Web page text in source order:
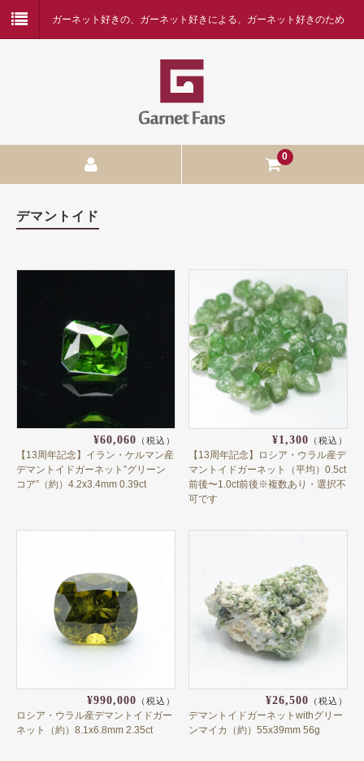
ガーネット好きの、ガーネット好きによる、ガーネット好きのため
の専門店
0
ガーネットの種類
アンドラダイト
マラヤガーネット
カラーチェンジ
グロッシュラー
スペサルティン
ツァボライト
ヘソナイト
マリガーネット
メラナイト
ガーネットと共生
デマントイド
¥60,060 （税込）
【13周年記念】イラン・ケルマン産
デマントイドガーネット”グリーン
コア”（約）4.2x3.4mm 0.39ct
¥1,300 （税込）
【13周年記念】ロシア・ウラル産デ
マントイドガーネット（平均）0.5ct
前後〜1.0ct前後※複数あり・選択不
可です
¥990,000 （税込）
ロシア・ウラル産デマントイドガー
ネット（約）8.1x6.8mm 2.35ct
¥26,500 （税込）
デマントイドガーネットwithグリー
ンマイカ（約）55x39mm 56g